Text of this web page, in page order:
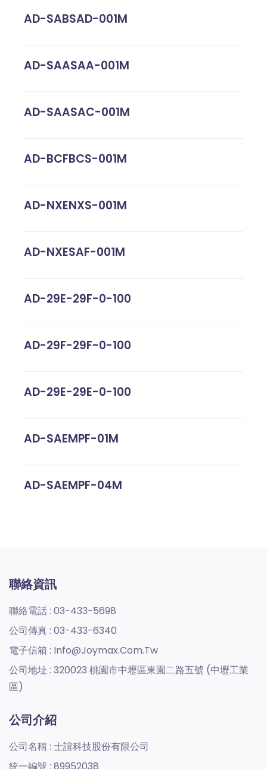
AD-SABSAD-001M
AD-SAASAA-001M
AD-SAASAC-001M
AD-BCFBCS-001M
AD-NXENXS-001M
AD-NXESAF-001M
AD-29E-29F-0-100
AD-29F-29F-0-100
AD-29E-29E-0-100
AD-SAEMPF-01M
AD-SAEMPF-04M
聯絡資訊
聯絡電話 : 03-433-5698
公司傳真 : 03-433-6340
電子信箱 : Info@joymax.com.tw
公司地址 : 320023 桃園市中壢區東園二路五號 (中壢工業
區)
公司介紹
公司名稱 : 士誼科技股份有限公司
統一編號 : 89952038